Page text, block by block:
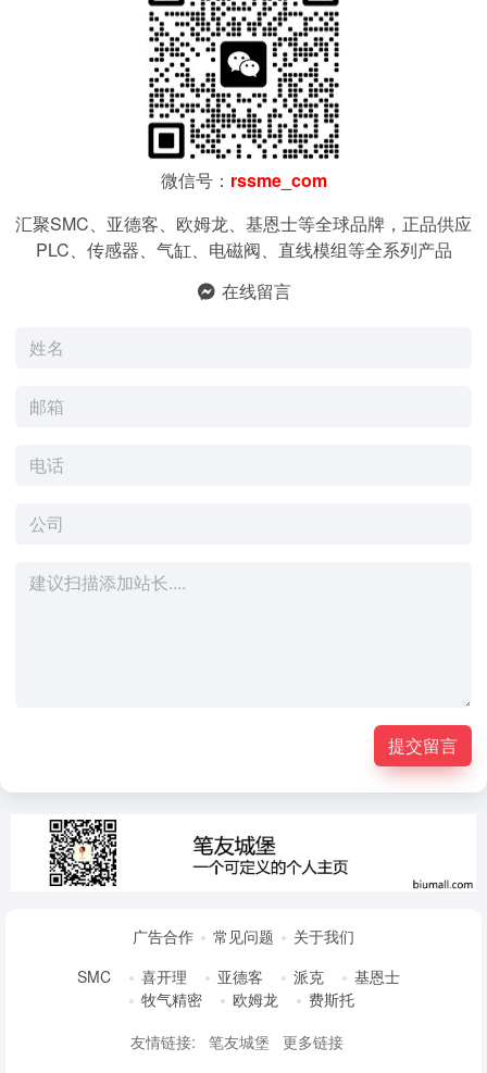
微信号： rssme_com
汇聚SMC、亚德客、欧姆龙、基恩士等全球品牌，正品供应
PLC、传感器、气缸、电磁阀、直线模组等全系列产品
在线留言
提交留言
广告合作 常见问题
关于我们
SMC
喜开理 亚德客 派克
基恩士
牧气精密
欧姆龙
费斯托
友情链接:
笔友城堡 更多链接